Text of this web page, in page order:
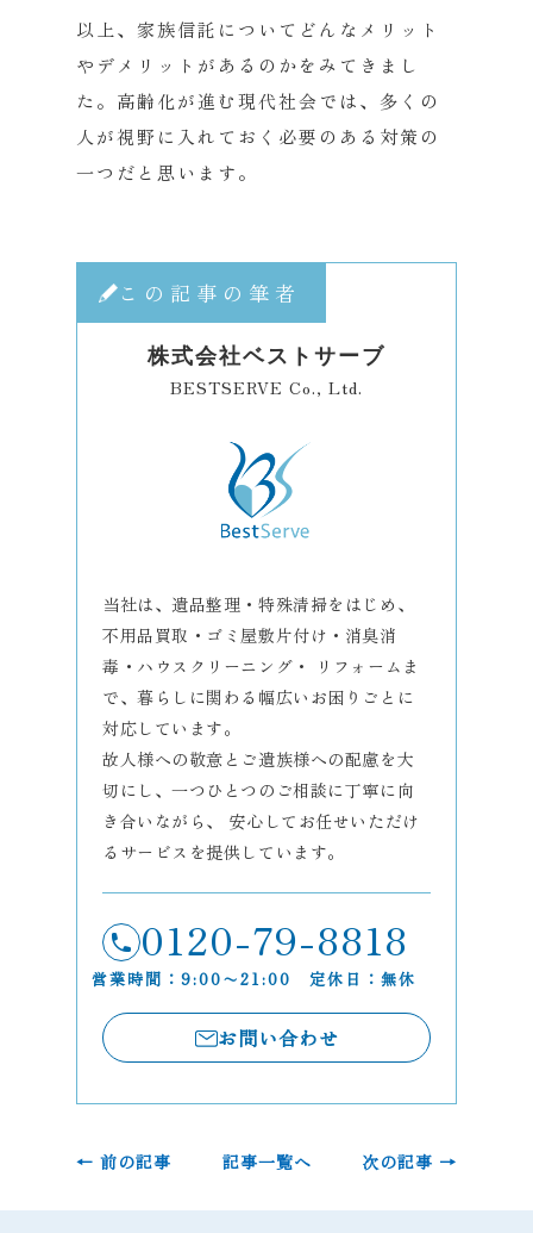
以上、家族信託についてどんなメリット
やデメリットがあるのかをみてきまし
た。高齢化が進む現代社会では、多くの
人が視野に入れておく必要のある対策の
一つだと思います。
この記事の筆者
株式会社ベストサーブ
BESTSERVE Co., Ltd.
当社は、遺品整理・特殊清掃をはじめ、
不用品買取・ゴミ屋敷片付け・消臭消
毒・ハウスクリーニング・ リフォームま
で、暮らしに関わる幅広いお困りごとに
対応しています。
故人様への敬意とご遺族様への配慮を大
切にし、一つひとつのご相談に丁寧に向
き合いながら、 安心してお任せいただけ
るサービスを提供しています。
0120-79-8818
営業時間：9:00〜21:00 定休日：無休
お問い合わせ
← 前の記事 記事一覧へ 次の記事 →